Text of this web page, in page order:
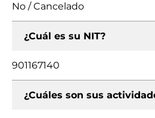
No / Cancelado
¿Cuál es su NIT?
901167140
¿Cuáles son sus